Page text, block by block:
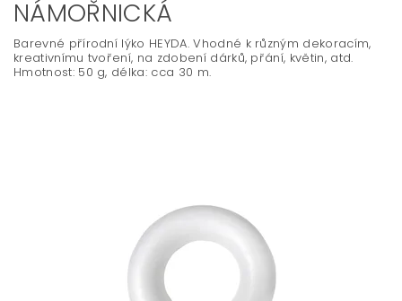
NÁMOŘNICKÁ
Barevné přírodní lýko HEYDA. Vhodné k různým dekoracím,
kreativnímu tvoření, na zdobení dárků, přání, květin, atd.
Hmotnost: 50 g, délka: cca 30 m.